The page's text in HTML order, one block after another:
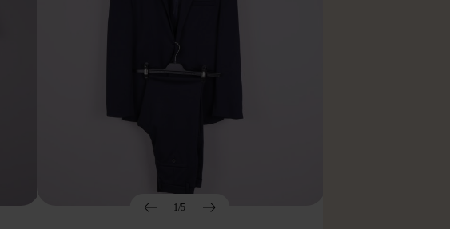
1/5